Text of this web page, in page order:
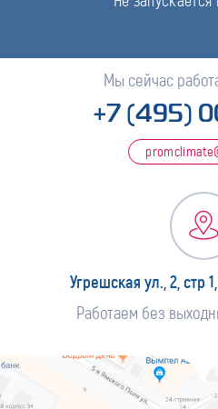
Мы сейчас
+7 (495)
Угрешская ул., 2, стр
Работаем без